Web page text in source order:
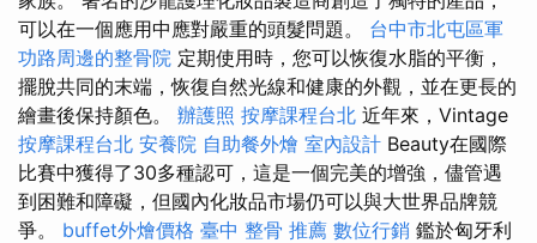
可以在一個應用中應對嚴重的頭髮問題。 台中市北屯區軍
功路周邊的整骨院 定期使用時，您可以恢復水脂的平衡，
擺脫共同的末端，恢復自然光線和健康的外觀，並在更長的
繪畫後保持顏色。 辦護照 按摩課程台北 近年來，Vintage
按摩課程台北 安養院 自助餐外燴 室內設計 Beauty在國際
比賽中獲得了30多種認可，這是一個完美的增強，儘管遇
到困難和障礙，但國內化妝品市場仍可以與大世界品牌競
爭。 buffet外燴價格 臺中 整骨 推薦 數位行銷 鑑於匈牙利